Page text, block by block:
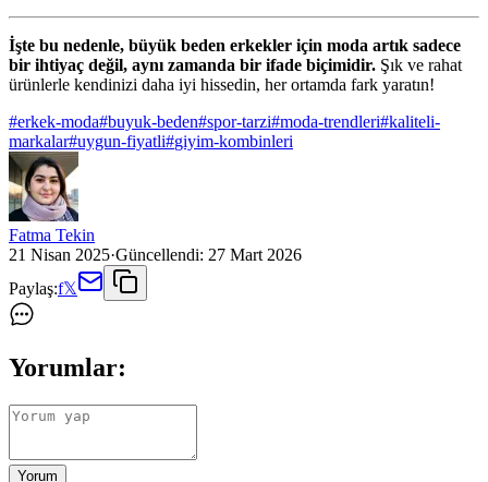
İşte bu nedenle, büyük beden erkekler için moda artık sadece
bir ihtiyaç değil, aynı zamanda bir ifade biçimidir. Şık ve rahat
ürünlerle kendinizi daha iyi hissedin, her ortamda fark yaratın!
#erkek-moda#buyuk-beden#spor-tarzi#moda-trendleri#kaliteli-
markalar#uygun-fiyatli#giyim-kombinleri
Fatma Tekin
21 Nisan 2025·Güncellendi: 27 Mart 2026
Paylaş:f𝕏
Yorumlar:
Yorum